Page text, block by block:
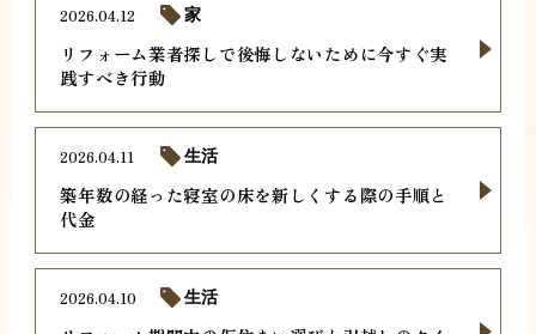
リフォーム業者探しで後悔しないために今すぐ実
践すべき行動
2026.04.12 家
築年数の経った寝室の床を新しくする際の手順と
代金
2026.04.11 生活
2026.04.10 生活